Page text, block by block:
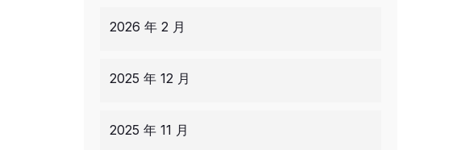
2026 年 2 月
2025 年 12 月
2025 年 11 月